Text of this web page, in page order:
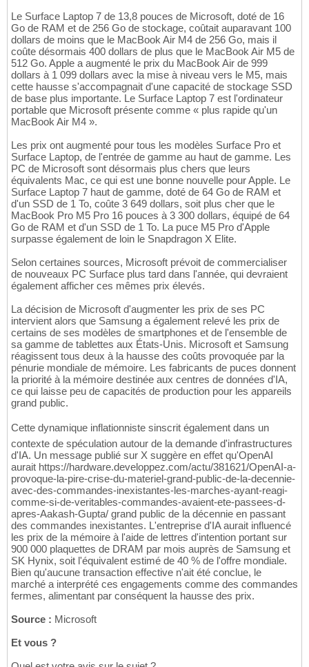
Le Surface Laptop 7 de 13,8 pouces de Microsoft, doté de 16
Go de RAM et de 256 Go de stockage, coûtait auparavant 100
dollars de moins que le MacBook Air M4 de 256 Go, mais il
coûte désormais 400 dollars de plus que le MacBook Air M5 de
512 Go. Apple a augmenté le prix du MacBook Air de 999
dollars à 1 099 dollars avec la mise à niveau vers le M5, mais
cette hausse s'accompagnait d'une capacité de stockage SSD
de base plus importante. Le Surface Laptop 7 est l'ordinateur
portable que Microsoft présente comme « plus rapide qu'un
MacBook Air M4 ».
Les prix ont augmenté pour tous les modèles Surface Pro et
Surface Laptop, de l'entrée de gamme au haut de gamme. Les
PC de Microsoft sont désormais plus chers que leurs
équivalents Mac, ce qui est une bonne nouvelle pour Apple. Le
Surface Laptop 7 haut de gamme, doté de 64 Go de RAM et
d'un SSD de 1 To, coûte 3 649 dollars, soit plus cher que le
MacBook Pro M5 Pro 16 pouces à 3 300 dollars, équipé de 64
Go de RAM et d'un SSD de 1 To. La puce M5 Pro d'Apple
surpasse également de loin le Snapdragon X Elite.
Selon certaines sources, Microsoft prévoit de commercialiser
de nouveaux PC Surface plus tard dans l'année, qui devraient
également afficher ces mêmes prix élevés.
La décision de Microsoft d'augmenter les prix de ses PC
intervient alors que Samsung a également relevé les prix de
certains de ses modèles de smartphones et de l'ensemble de
sa gamme de tablettes aux États-Unis. Microsoft et Samsung
réagissent tous deux à la hausse des coûts provoquée par la
pénurie mondiale de mémoire. Les fabricants de puces donnent
la priorité à la mémoire destinée aux centres de données d'IA,
ce qui laisse peu de capacités de production pour les appareils
grand public.
Cette dynamique inflationniste sinscrit également dans un
contexte de spéculation autour de la demande d'infrastructures
d'IA. Un message publié sur X suggère en effet qu'OpenAI
aurait https://hardware.developpez.com/actu/381621/OpenAI-a-
provoque-la-pire-crise-du-materiel-grand-public-de-la-decennie-
avec-des-commandes-inexistantes-les-marches-ayant-reagi-
comme-si-de-veritables-commandes-avaient-ete-passees-d-
apres-Aakash-Gupta/ grand public de la décennie en passant
des commandes inexistantes. L'entreprise d'IA aurait influencé
les prix de la mémoire à l'aide de lettres d'intention portant sur
900 000 plaquettes de DRAM par mois auprès de Samsung et
SK Hynix, soit l'équivalent estimé de 40 % de l'offre mondiale.
Bien qu'aucune transaction effective n'ait été conclue, le
marché a interprété ces engagements comme des commandes
fermes, alimentant par conséquent la hausse des prix.
Source : Microsoft
Et vous ?